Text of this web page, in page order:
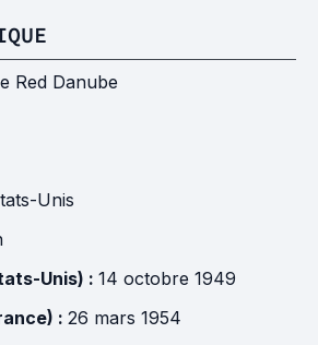
Red Danube
Unis
Unis) : 14 octobre 1949
: 26 mars 1954